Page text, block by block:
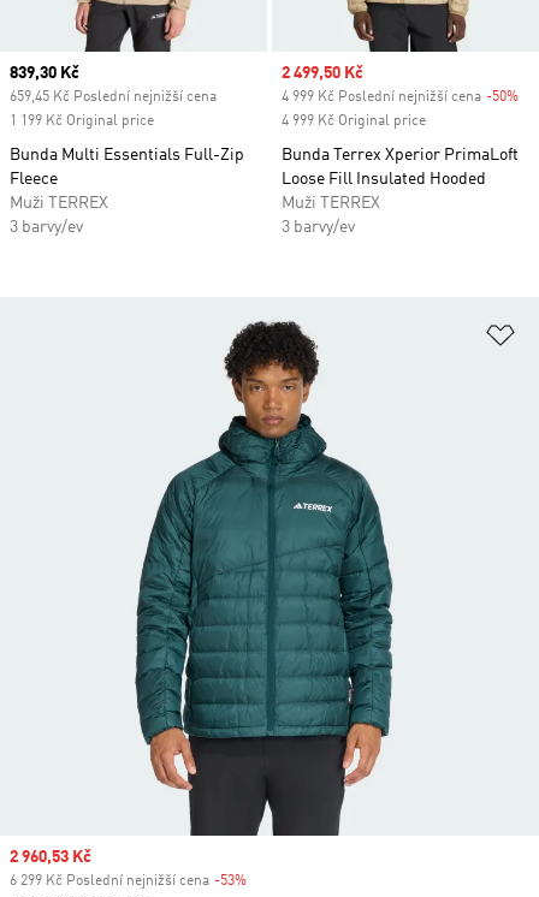
Current price
839,30 Kč
659,45 Kč Poslední nejnižší cena
1 199 Kč Original price
Bunda Multi Essentials Full-Zip
Fleece
Muži TERREX
3 barvy/ev
Sale price
2 499,50 Kč
4 999 Kč Poslední nejnižší cena -50%
4 999 Kč Original price
Bunda Terrex Xperior PrimaLoft
Loose Fill Insulated Hooded
Muži TERREX
3 barvy/ev
Sale price
2 960,53 Kč
6 299 Kč Poslední nejnižší cena -53%